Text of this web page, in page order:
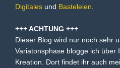
Digitales und Basteleien
+++ ACHTUNG +++
Dieser Blog wird nur noch sehr
Variatonsphase blogge ich über
Kreation. Dort findet ihr auch